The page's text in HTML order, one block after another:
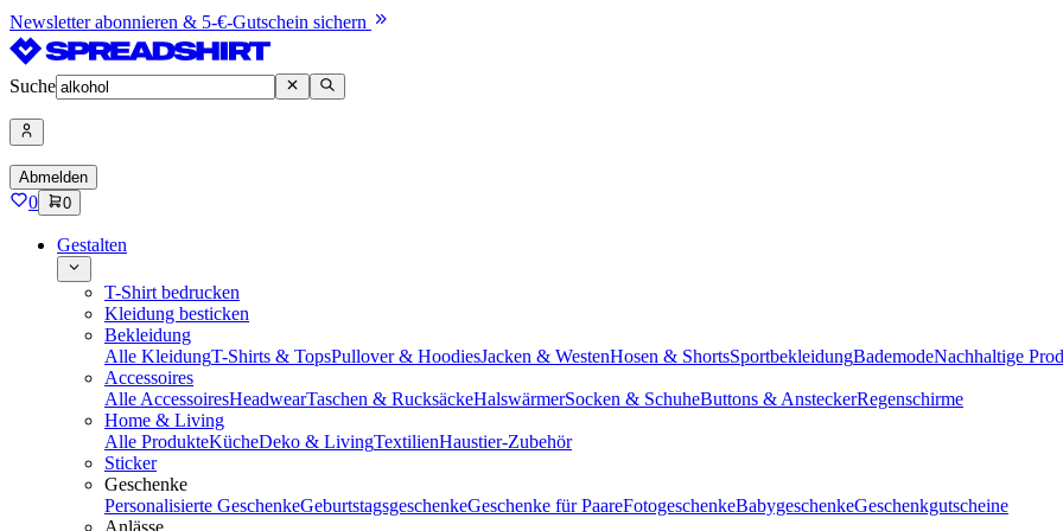
Newsletter abonnieren & 5-€-Gutschein sichern
Suche
Abmelden
0 0
Gestalten
T-Shirt bedrucken
Kleidung besticken
Bekleidung
Alle KleidungT-Shirts & TopsPullover & HoodiesJacken & WestenHosen & ShortsSportbekleidungBademodeNachhaltige
Accessoires
Alle AccessoiresHeadwearTaschen & RucksäckeHalswärmerSocken & SchuheButtons & AnsteckerRegenschirme
Home & Living
Alle ProdukteKücheDeko & LivingTextilienHaustier-Zubehör
Sticker
Geschenke
Personalisierte GeschenkeGeburtstagsgeschenkeGeschenke für PaareFotogeschenkeBabygeschenkeGeschenkgutscheine